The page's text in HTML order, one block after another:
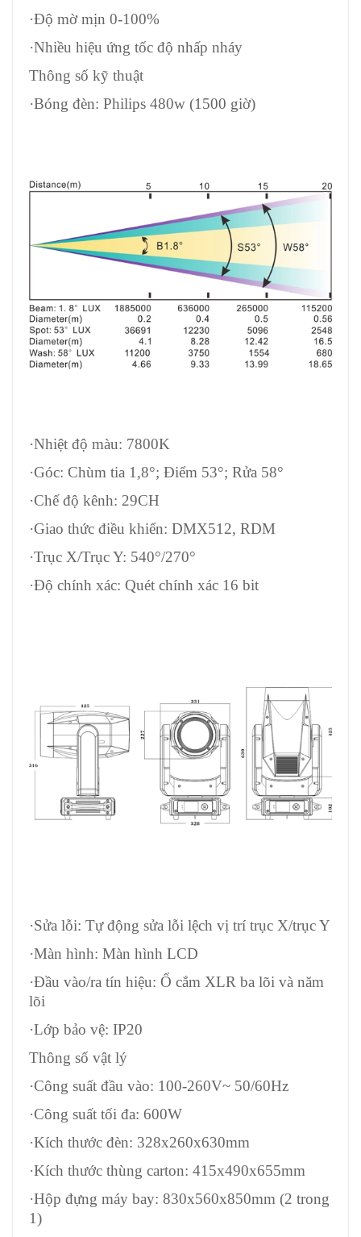
·Độ mờ mịn 0-100%
·Nhiều hiệu ứng tốc độ nhấp nháy
Thông số kỹ thuật
·Bóng đèn: Philips 480w (1500 giờ)
·Nhiệt độ màu: 7800K
·Góc: Chùm tia 1,8°; Điểm 53°; Rửa 58°
·Chế độ kênh: 29CH
·Giao thức điều khiển: DMX512, RDM
·Trục X/Trục Y: 540°/270°
·Độ chính xác: Quét chính xác 16 bit
·Sửa lỗi: Tự động sửa lỗi lệch vị trí trục X/trục Y
·Màn hình: Màn hình LCD
·Đầu vào/ra tín hiệu: Ổ cắm XLR ba lõi và năm
lõi
·Lớp bảo vệ: IP20
Thông số vật lý
·Công suất đầu vào: 100-260V~ 50/60Hz
·Công suất tối đa: 600W
·Kích thước đèn: 328x260x630mm
·Kích thước thùng carton: 415x490x655mm
·Hộp đựng máy bay: 830x560x850mm (2 trong
1)